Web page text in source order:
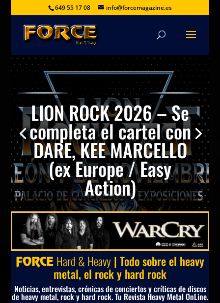
649 55 17 08 info@forcemagazine.es
LION ROCK 2026 – Se
completa el cartel con
DARE, KEE MARCELLO
(ex Europe / Easy
Action)
FORCE Hard & Heavy | Todo sobre el heavy
metal, el rock y hard rock
Noticias, entrevistas, crónicas de conciertos y críticas de discos
de heavy metal, rock y hard rock. Tu Revista Heavy Metal OnLine.